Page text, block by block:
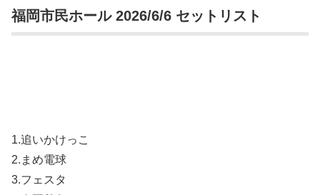
福岡市民ホール 2026/6/6 セットリスト
1.追いかけっこ
2.まめ電球
3.フェスタ